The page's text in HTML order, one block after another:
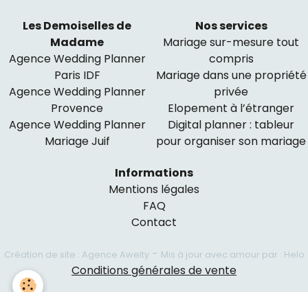
Les Demoiselles de
Madame
Agence Wedding Planner
Paris IDF
Agence Wedding Planner
Provence
Agence Wedding Planner
Mariage Juif
Nos services
Mariage sur-mesure tout
compris
Mariage dans une propriété
privée
Elopement à l’étranger
Digital planner : tableur
pour organiser son mariage
Informations
Mentions légales
FAQ
Contact
Création de site : Agence Awelty- Mis à jour avec amour par : Helo
Conditions générales de vente